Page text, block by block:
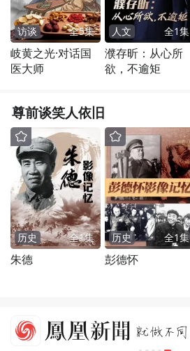
访谈 全5集
岐黄之光·对话国
医大师
人文 全1集
濮存昕：从心所
欲，不逾矩
尊前谈笑人依旧
历史 全1集
朱德
历史 全1集
彭德怀